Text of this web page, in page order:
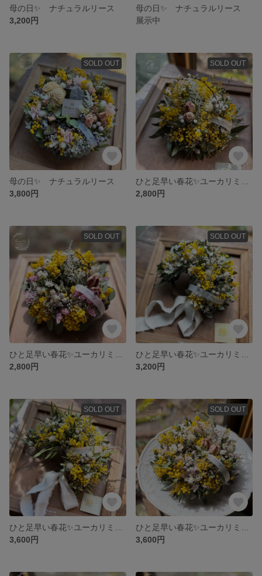
母の日✨ ナチュラルリース
3,200円
母の日✨ ナチュラルリース
展示中
SOLD OUT
母の日✨ ナチュラルリース
3,800円
SOLD OUT
2,800円
SOLD OUT
2,800円
SOLD OUT
3,200円
SOLD OUT
3,600円
SOLD OUT
3,600円